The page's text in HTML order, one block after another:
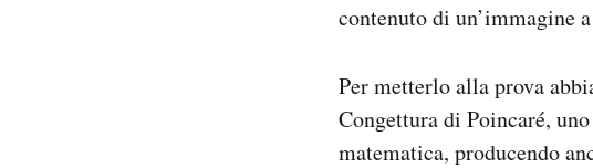
contenuto di un’immagine
Per metterlo alla prova
Congettura di Poincaré,
matematica, producendo